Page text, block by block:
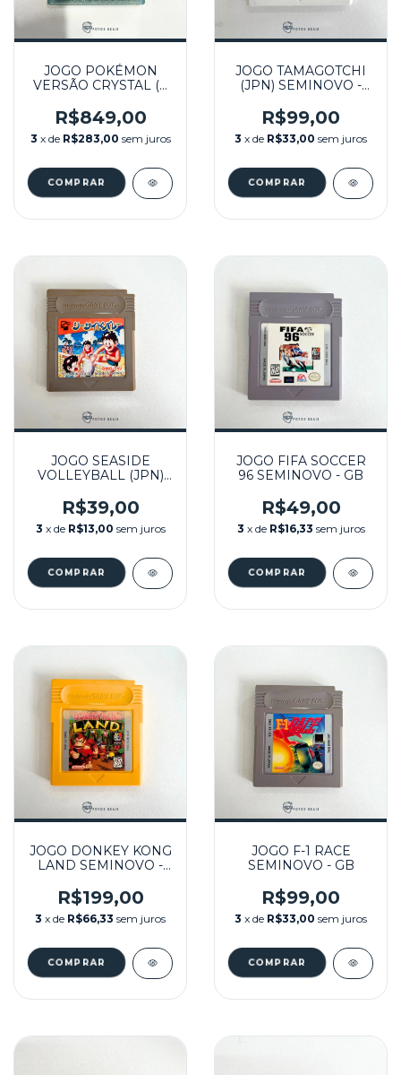
JOGO POKÉMON
VERSÃO CRYSTAL (1)
R$849,00
3 x de R$283,00 sem juros
JOGO TAMAGOTCHI
(JPN) SEMINOVO -
R$99,00
3 x de R$33,00 sem juros
JOGO SEASIDE
VOLLEYBALL (JPN)
R$39,00
3 x de R$13,00 sem juros
JOGO FIFA SOCCER
96 SEMINOVO - GB
R$49,00
3 x de R$16,33 sem juros
JOGO DONKEY KONG
LAND SEMINOVO -
R$199,00
3 x de R$66,33 sem juros
JOGO F-1 RACE
SEMINOVO - GB
R$99,00
3 x de R$33,00 sem juros